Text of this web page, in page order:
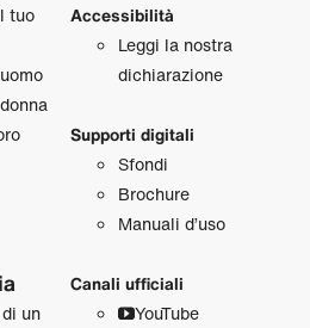
tuo
di un
Accessibilità
Leggi la nostra
dichiarazione
Supporti digitali
Sfondi
Brochure
Manuali d’uso
Canali ufficiali
YouTube